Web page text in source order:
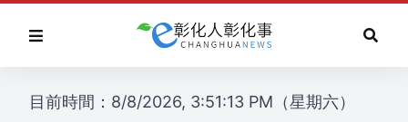
目前時間：8/8/2026, 3:51:13 PM（星期六）